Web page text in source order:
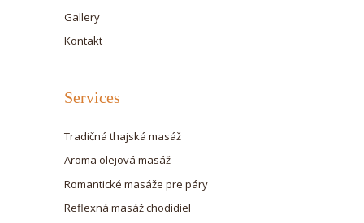
Gallery
Kontakt
Services
Tradičná thajská masáž
Aroma olejová masáž
Romantické masáže pre páry
Reflexná masáž chodidiel